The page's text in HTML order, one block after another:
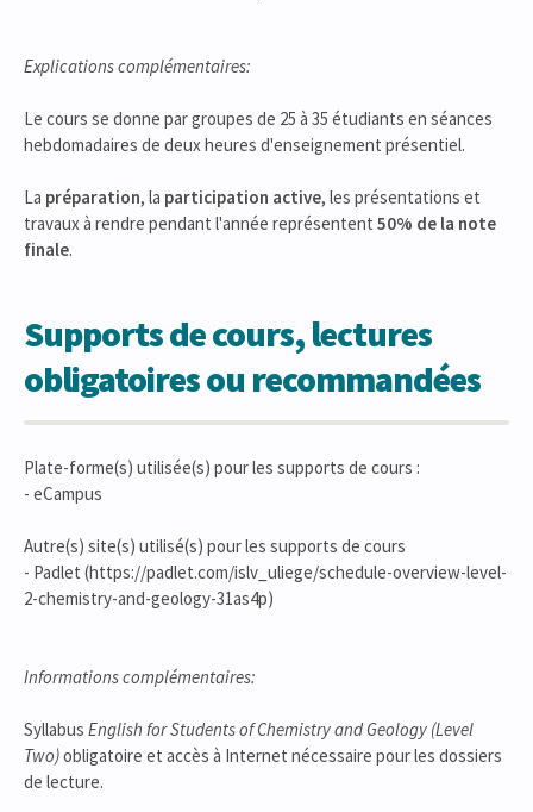
Explications complémentaires:
Le cours se donne par groupes de 25 à 35 étudiants en séances
hebdomadaires de deux heures d'enseignement présentiel.
La préparation, la participation active, les présentations et
travaux à rendre pendant l'année représentent 50% de la note
finale.
Supports de cours, lectures
obligatoires ou recommandées
Plate-forme(s) utilisée(s) pour les supports de cours :
- eCampus
Autre(s) site(s) utilisé(s) pour les supports de cours
- Padlet (https://padlet.com/islv_uliege/schedule-overview-level-
2-chemistry-and-geology-31as4p)
Informations complémentaires:
Syllabus English for Students of Chemistry and Geology (Level
Two)obligatoire et accès à Internet nécessaire pour les dossiers
de lecture.